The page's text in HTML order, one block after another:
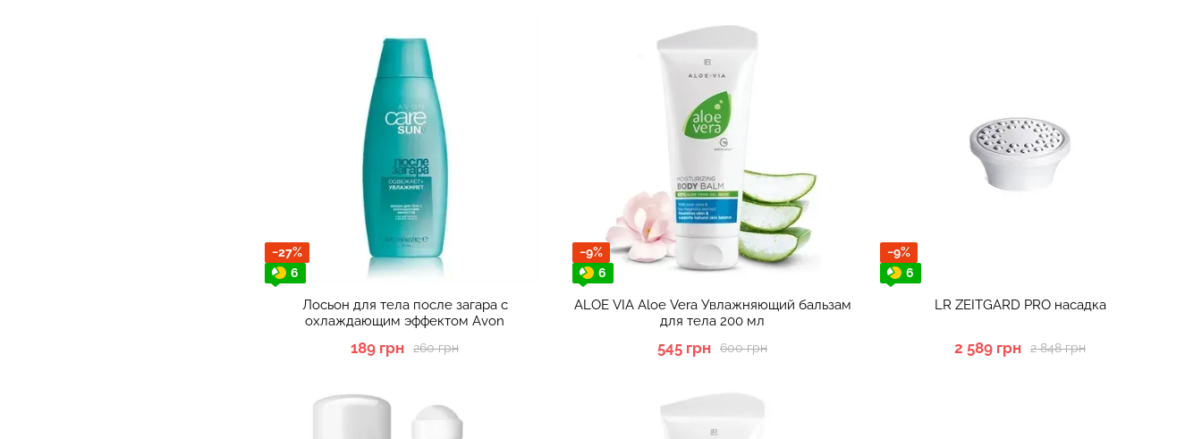
−27%
6
Лосьон для тела после загара с
охлаждающим эффектом Avon
260 грн
189 грн
−9%
6
ALOE VIA Aloe Vera Увлажняющий бальзам
для тела 200 мл
600 грн
545 грн
−9%
6
LR ZEITGARD PRO насадка
2 848 грн
2 589 грн